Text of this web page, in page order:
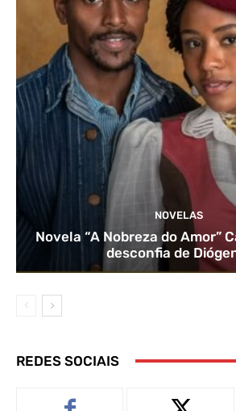
NOVELAS
Novela “A Nobreza do Amor”
desconfia de
REDES SOCIAIS